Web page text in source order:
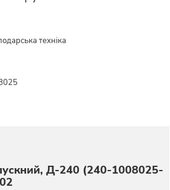
техніка
Д-240 (240-1008025-